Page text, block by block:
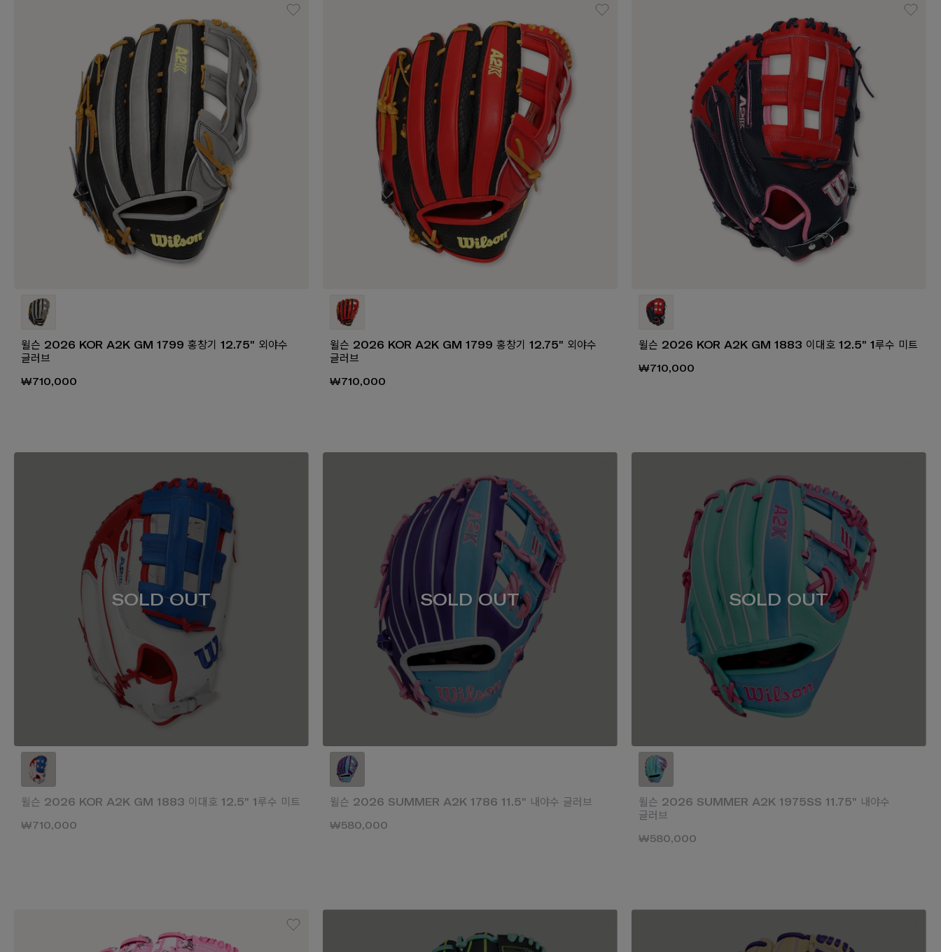
윌슨 2026 KOR A2K GM 1799 홍창기 12.75" 외야수
글러브
₩710,000
윌슨 2026 KOR A2K GM 1799 홍창기 12.75" 외야수
글러브
₩710,000
윌슨 2026 KOR A2K GM 1883 이대호 12.5" 1루수 미트
₩710,000
SOLD OUT
윌슨 2026 KOR A2K GM 1883 이대호 12.5" 1루수 미트
₩710,000
SOLD OUT
윌슨 2026 SUMMER A2K 1786 11.5" 내야수 글러브
₩580,000
SOLD OUT
윌슨 2026 SUMMER A2K 1975SS 11.75" 내야수
글러브
₩580,000